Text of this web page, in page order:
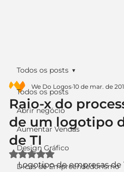
Todos os posts
Abrir negócio
Aumentar Vendas
Design Gráfico
Dicas de Empreendedorismo
Todos os posts
Raio-x do
de um logotipo
de TI
We Do Logos 10 de mar. de
Avaliado com NaN de 5
Logotipo de empresas de